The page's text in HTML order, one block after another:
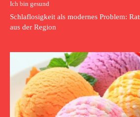
Ich bin gesund
Schlaflosigkeit als modernes Problem:
aus der Region